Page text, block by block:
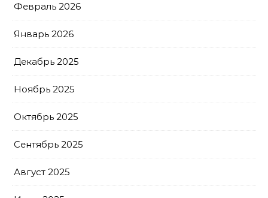
Февраль 2026
Январь 2026
Декабрь 2025
Ноябрь 2025
Октябрь 2025
Сентябрь 2025
Август 2025